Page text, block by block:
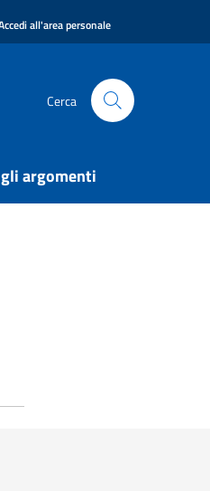
all'area personale
Cerca
argomenti